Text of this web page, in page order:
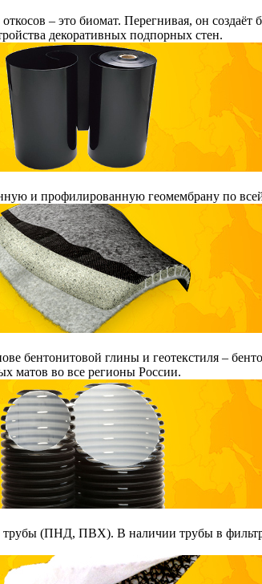
– это биомат. Перегнивая, он
декоративных подпорных стен.
и профилированную геомембрану по
бентонитовой глины и геотекстиля –
матов во все регионы России.
(ПНД, ПВХ). В наличии трубы в